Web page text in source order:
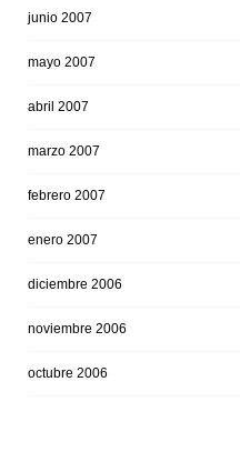
junio 2007
mayo 2007
abril 2007
marzo 2007
febrero 2007
enero 2007
diciembre 2006
noviembre 2006
octubre 2006